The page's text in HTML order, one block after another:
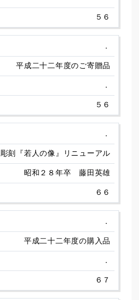
５６
．
平成二十二年度のご寄贈品
．
５６
．
彫刻『若人の像』リニューアル
昭和２８年卒 藤田英雄
６６
．
平成二十二年度の購入品
．
６７